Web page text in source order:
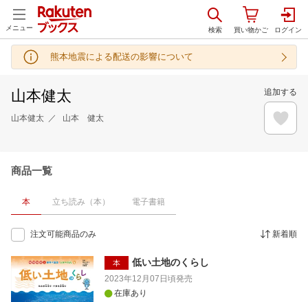
メニュー
熊本地震による配送の影響について
山本健太
山本健太 山本 健太
追加する
商品一覧
本 立ち読み（本） 電子書籍
注文可能商品のみ 新着順
本 低い土地のくらし
2023年12月07日頃発売
在庫あり